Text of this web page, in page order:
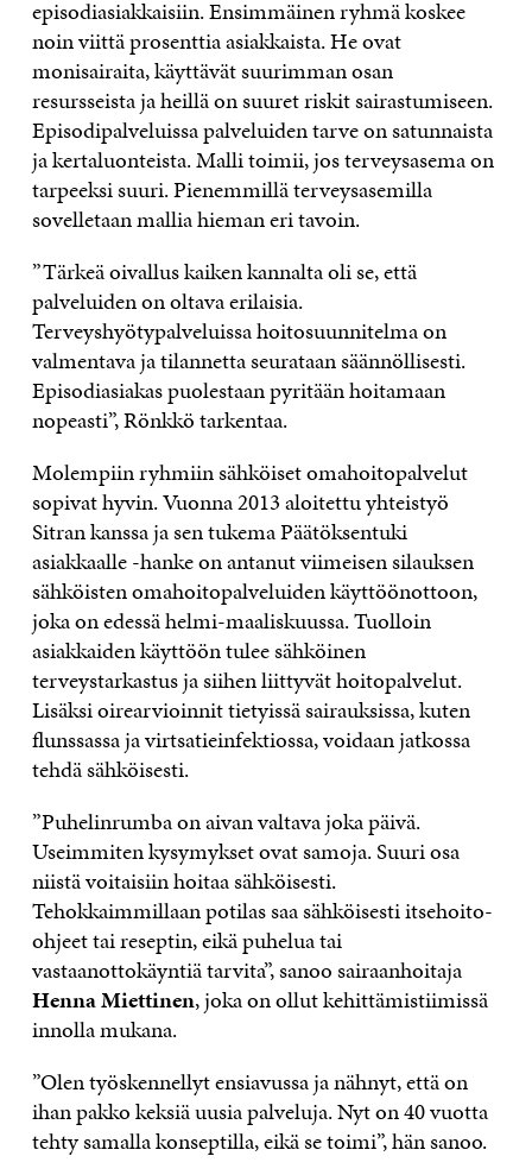
episodiasiakkaisiin. Ensimmäinen ryhmä koskee
noin viittä prosenttia asiakkaista. He ovat
monisairaita, käyttävät suurimman osan
resursseista ja heillä on suuret riskit sairastumiseen.
Episodipalveluissa palveluiden tarve on satunnaista
ja kertaluonteista. Malli toimii, jos terveysasema on
tarpeeksi suuri. Pienemmillä terveysasemilla
sovelletaan mallia hieman eri tavoin.
”Tärkeä oivallus kaiken kannalta oli se, että
palveluiden on oltava erilaisia.
Terveyshyötypalveluissa hoitosuunnitelma on
valmentava ja tilannetta seurataan säännöllisesti.
Episodiasiakas puolestaan pyritään hoitamaan
nopeasti”, Rönkkö tarkentaa.
Molempiin ryhmiin sähköiset omahoitopalvelut
sopivat hyvin. Vuonna 2013 aloitettu yhteistyö
Sitran kanssa ja sen tukema Päätöksentuki
asiakkaalle -hanke on antanut viimeisen silauksen
sähköisten omahoitopalveluiden käyttöönottoon,
joka on edessä helmi-maaliskuussa. Tuolloin
asiakkaiden käyttöön tulee sähköinen
terveystarkastus ja siihen liittyvät hoitopalvelut.
Lisäksi oirearvioinnit tietyissä sairauksissa, kuten
flunssassa ja virtsatieinfektiossa, voidaan jatkossa
tehdä sähköisesti.
”Puhelinrumba on aivan valtava joka päivä.
Useimmiten kysymykset ovat samoja. Suuri osa
niistä voitaisiin hoitaa sähköisesti.
Tehokkaimmillaan potilas saa sähköisesti itsehoito-
ohjeet tai reseptin, eikä puhelua tai
vastaanottokäyntiä tarvita”, sanoo sairaanhoitaja
Henna Miettinen, joka on ollut kehittämistiimissä
innolla mukana.
”Olen työskennellyt ensiavussa ja nähnyt, että on
ihan pakko keksiä uusia palveluja. Nyt on 40 vuotta
tehty samalla konseptilla, eikä se toimi”, hän sanoo.